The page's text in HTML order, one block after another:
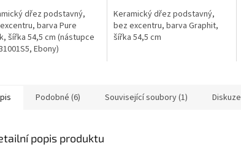
dřez podstavný,
barva Pure
šířka 54,5 cm (nástupce
Ebony)
Keramický dřez podstavný,
bez excentru, barva Graphit,
šířka 54,5 cm
Podobné (6) Související soubory (1) Diskuze
popis produktu